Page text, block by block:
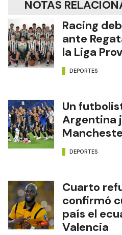
NOTAS
Racing
ante
la Liga
DEPORTES
Un
Argentina
DEPORTES
Cuarto
confirmó
país el
Valencia